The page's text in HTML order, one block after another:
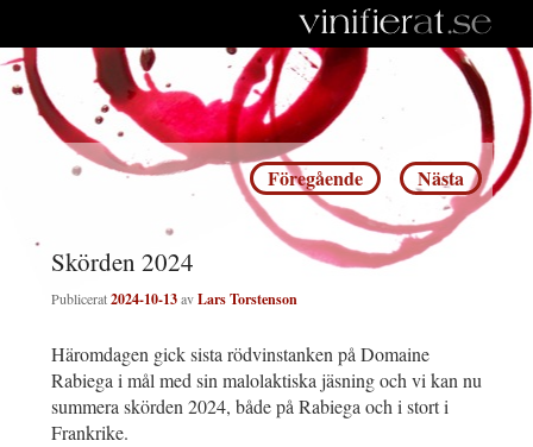
Inläggsnavigering
Föregående Nästa
Skörden 2024
Publicerat2024-10-13avLars Torstenson
Häromdagen gick sista rödvinstanken på Domaine
Rabiega i mål med sin malolaktiska jäsning och vi kan nu
summera skörden 2024, både på Rabiega och i stort i
Frankrike.